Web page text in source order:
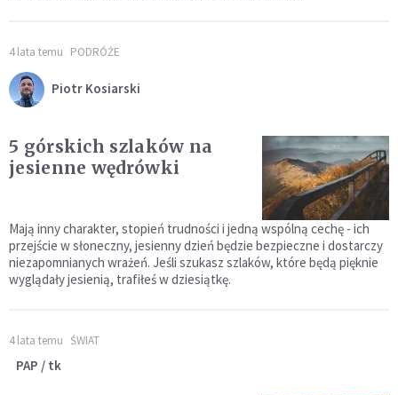
4 lata temu PODRÓŻE
Piotr Kosiarski
5 górskich szlaków na
jesienne wędrówki
Mają inny charakter, stopień trudności i jedną wspólną cechę - ich
przejście w słoneczny, jesienny dzień będzie bezpieczne i dostarczy
niezapomnianych wrażeń. Jeśli szukasz szlaków, które będą pięknie
wyglądały jesienią, trafiłeś w dziesiątkę.
4 lata temu ŚWIAT
PAP / tk